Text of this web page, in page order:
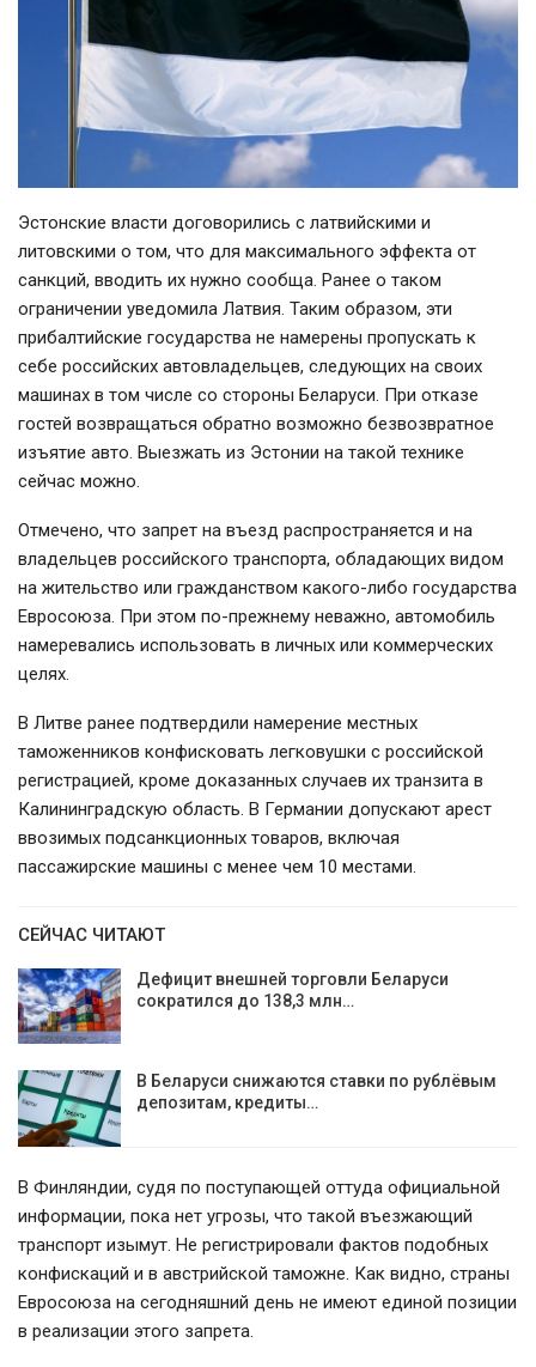
Эстонские власти договорились с латвийскими и
литовскими о том, что для максимального эффекта от
санкций, вводить их нужно сообща. Ранее о таком
ограничении уведомила Латвия. Таким образом, эти
прибалтийские государства не намерены пропускать к
себе российских автовладельцев, следующих на своих
машинах в том числе со стороны Беларуси. При отказе
гостей возвращаться обратно возможно безвозвратное
изъятие авто. Выезжать из Эстонии на такой технике
сейчас можно.
Отмечено, что запрет на въезд распространяется и на
владельцев российского транспорта, обладающих видом
на жительство или гражданством какого-либо государства
Евросоюза. При этом по-прежнему неважно, автомобиль
намеревались использовать в личных или коммерческих
целях.
В Литве ранее подтвердили намерение местных
таможенников конфисковать легковушки с российской
регистрацией, кроме доказанных случаев их транзита в
Калининградскую область. В Германии допускают арест
ввозимых подсанкционных товаров, включая
пассажирские машины с менее чем 10 местами.
СЕЙЧАС ЧИТАЮТ
Дефицит внешней торговли Беларуси
сократился до 138,3 млн…
В Беларуси снижаются ставки по рублёвым
депозитам, кредиты…
В Финляндии, судя по поступающей оттуда официальной
информации, пока нет угрозы, что такой въезжающий
транспорт изымут. Не регистрировали фактов подобных
конфискаций и в австрийской таможне. Как видно, страны
Евросоюза на сегодняшний день не имеют единой позиции
в реализации этого запрета.